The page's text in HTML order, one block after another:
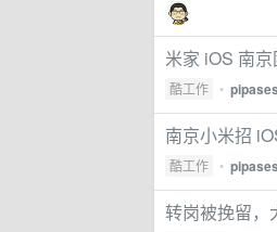
米家 iOS 南
酷工作 •
南京小米招
酷工作 •
转岗被挽留，